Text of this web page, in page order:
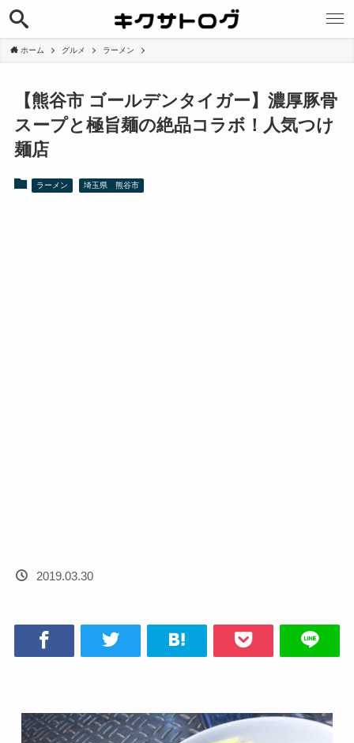
ホーム グルメ ラーメン
【熊谷市 ゴールデンタイガー】濃厚豚骨
スープと極旨麺の絶品コラボ！人気つけ
麺店
ラーメン 埼玉県 熊谷市
2019.03.30